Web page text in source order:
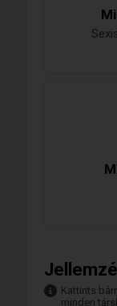
Kattints
minden